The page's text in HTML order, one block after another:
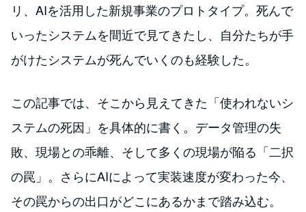
リ、AIを活用した新規事業のプロトタイプ。死んで
いったシステムを間近で見てきたし、自分たちが手
がけたシステムが死んでいくのも経験した。
この記事では、そこから見えてきた「使われないシ
ステムの死因」を具体的に書く。データ管理の失
敗、現場との乖離、そして多くの現場が陥る「二択
の罠」。さらにAIによって実装速度が変わった今、
その罠からの出口がどこにあるかまで踏み込む。